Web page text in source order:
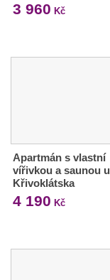
3 960 Kč
Apartmán s vlastní
vířivkou a saunou u
Křivoklátska
4 190 Kč